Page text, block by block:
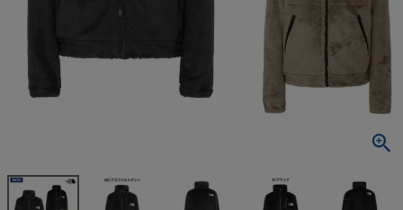
ケット アウタ
ー カジュア
(税込)